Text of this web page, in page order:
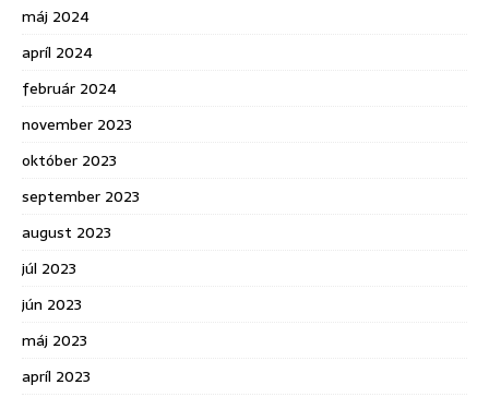
máj 2024
apríl 2024
február 2024
november 2023
október 2023
september 2023
august 2023
júl 2023
jún 2023
máj 2023
apríl 2023